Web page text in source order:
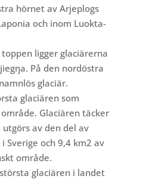
hörnet av Arjeplogs
och inom Luokta-
ligger glaciärerna
På den nordöstra
glaciär.
glaciären som
Glaciären täcker
av den del av
Sverige och 9,4 km2 av
område.
glaciären i landet